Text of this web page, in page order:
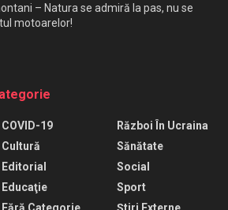
– Natura se admiră la pas, nu se
motoarelor!
COVID-19
Cultură
Editorial
Educaţie
Fără Categorie
Război În Ucraina
Sănătate
Social
Sport
Știri Externe